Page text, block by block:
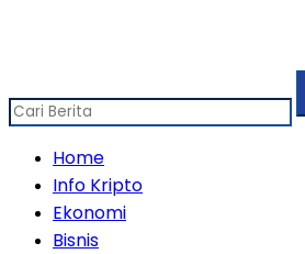
Home
Info Kripto
Ekonomi
Bisnis